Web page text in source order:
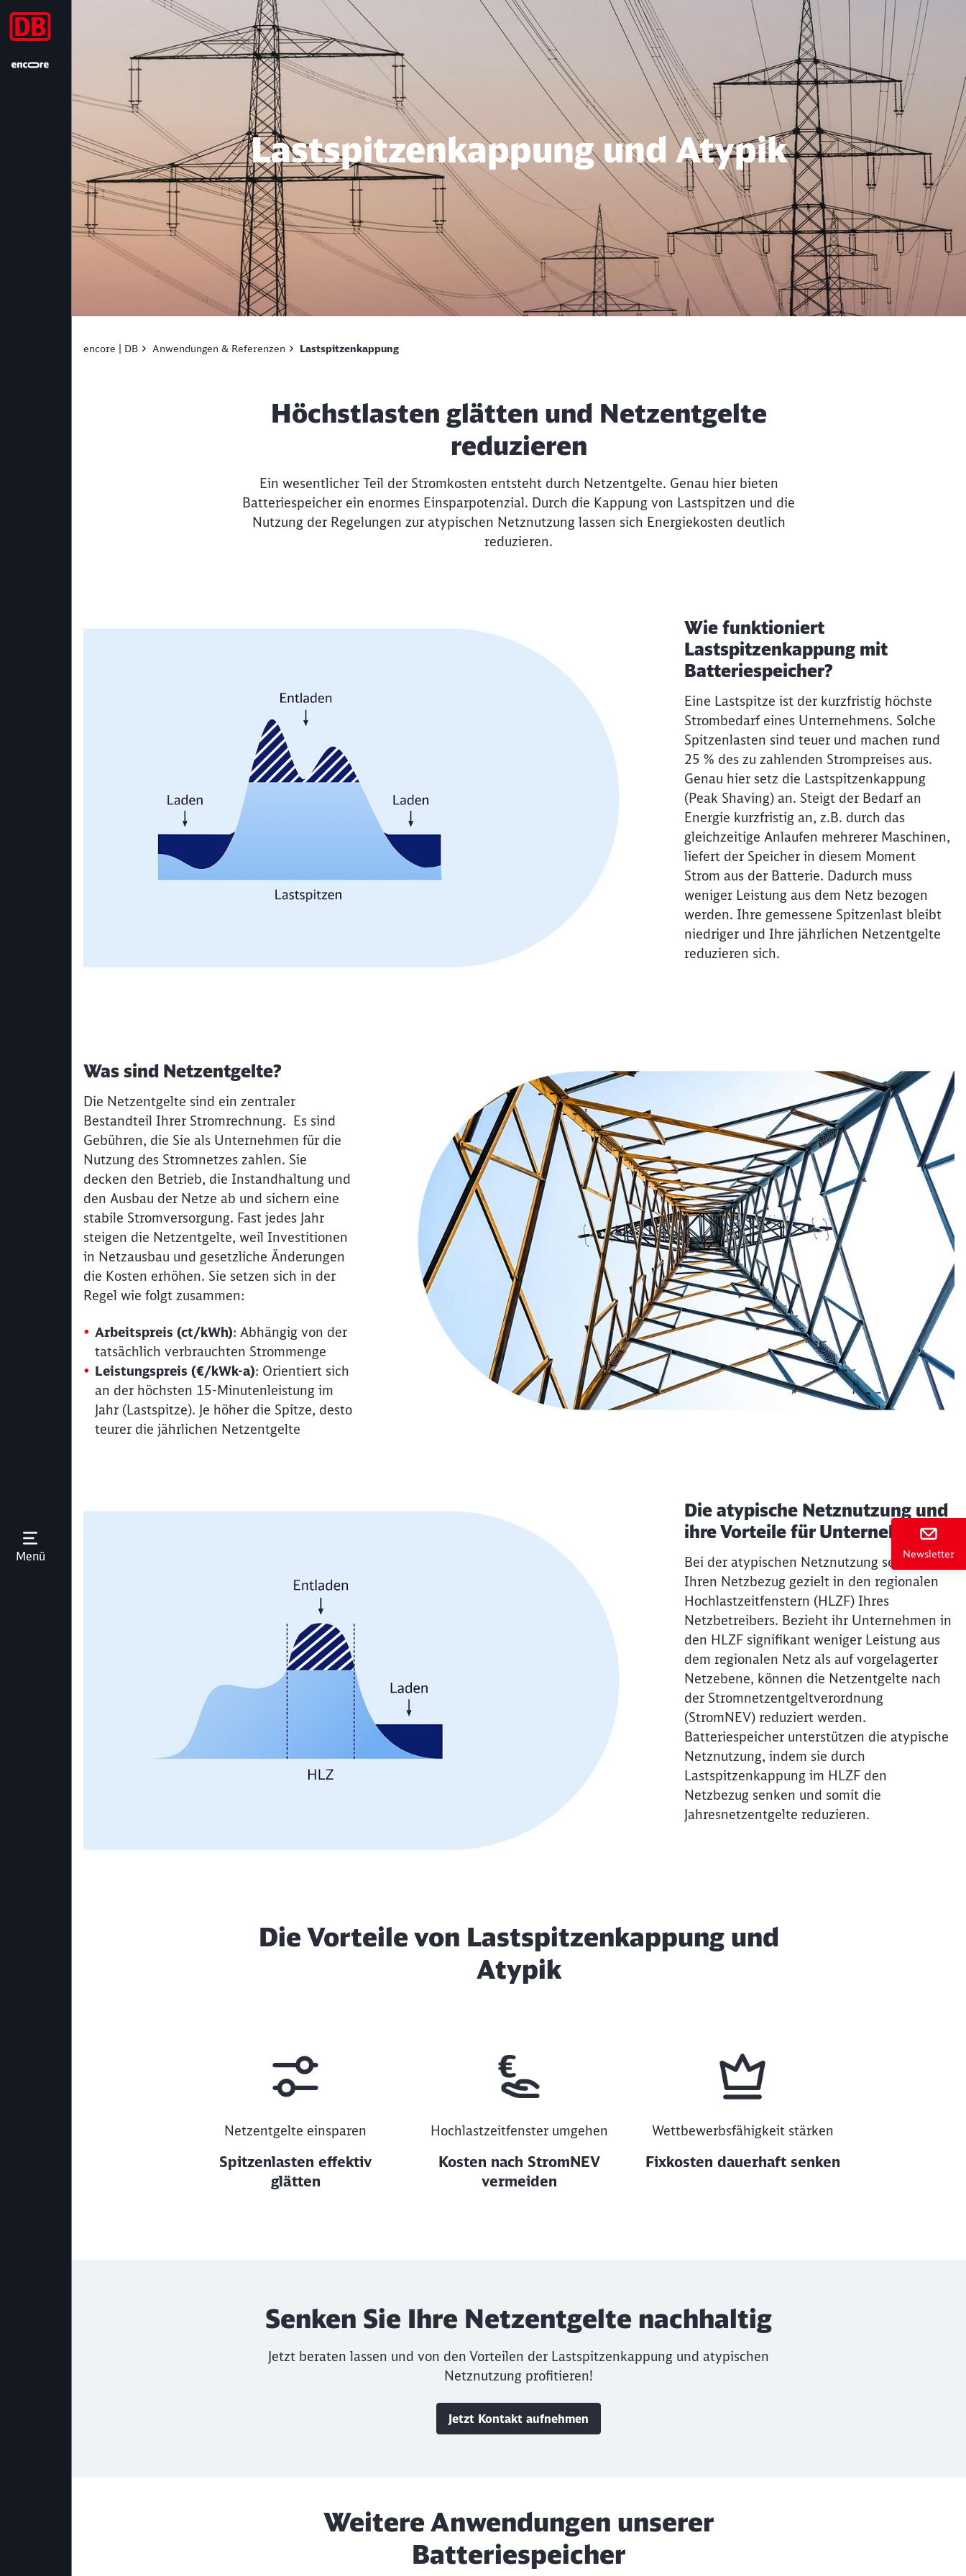
Lastspitzenkappung
Newsletter
MenüMenü öffnen
Lastspitzenkappung und Atypik
encore | DB Anwendungen & Referenzen Lastspitzenkappung
Höchstlasten glätten und Netzentgelte
reduzieren
Ein wesentlicher Teil der Stromkosten entsteht durch Netzentgelte. Genau hier bieten
Batteriespeicher ein enormes Einsparpotenzial. Durch die Kappung von Lastspitzen und die
Nutzung der Regelungen zur atypischen Netznutzung lassen sich Energiekosten deutlich
reduzieren.
Wie funktioniert
Lastspitzenkappung mit
Batteriespeicher?
Eine Lastspitze ist der kurzfristig höchste
Strombedarf eines Unternehmens. Solche
Spitzenlasten sind teuer und machen rund
25 % des zu zahlenden Strompreises aus.
Genau hier setz die Lastspitzenkappung
(Peak Shaving) an. Steigt der Bedarf an
Energie kurzfristig an, z.B. durch das
gleichzeitige Anlaufen mehrerer Maschinen,
liefert der Speicher in diesem Moment
Strom aus der Batterie. Dadurch muss
weniger Leistung aus dem Netz bezogen
werden. Ihre gemessene Spitzenlast bleibt
niedriger und Ihre jährlichen Netzentgelte
reduzieren sich.
Was sind Netzentgelte?
Die Netzentgelte sind ein zentraler
Bestandteil Ihrer Stromrechnung. Es sind
Gebühren, die Sie als Unternehmen für die
Nutzung des Stromnetzes zahlen. Sie
decken den Betrieb, die Instandhaltung und
den Ausbau der Netze ab und sichern eine
stabile Stromversorgung. Fast jedes Jahr
steigen die Netzentgelte, weil Investitionen
in Netzausbau und gesetzliche Änderungen
die Kosten erhöhen. Sie setzen sich in der
Regel wie folgt zusammen:
Arbeitspreis (ct/kWh): Abhängig von der
tatsächlich verbrauchten Strommenge
Leistungspreis (€/kWk-a): Orientiert sich
an der höchsten 15-Minutenleistung im
Jahr (Lastspitze). Je höher die Spitze, desto
teurer die jährlichen Netzentgelte
Die atypische Netznutzung und
ihre Vorteile für Unternehmen
Bei der atypischen Netznutzung senken Sie
Ihren Netzbezug gezielt in den regionalen
Hochlastzeitfenstern (HLZF) Ihres
Netzbetreibers. Bezieht ihr Unternehmen in
den HLZF signifikant weniger Leistung aus
dem regionalen Netz als auf vorgelagerter
Netzebene, können die Netzentgelte nach
der Stromnetzentgeltverordnung
(StromNEV) reduziert werden.
Batteriespeicher unterstützen die atypische
Netznutzung, indem sie durch
Lastspitzenkappung im HLZF den
Netzbezug senken und somit die
Jahresnetzentgelte reduzieren.
Die Vorteile von Lastspitzenkappung und
Atypik
Netzentgelte einsparen
Spitzenlasten effektiv
glätten
Hochlastzeitfenster umgehen
Kosten nach StromNEV
vermeiden
Wettbewerbsfähigkeit stärken
Fixkosten dauerhaft senken
Senken Sie Ihre Netzentgelte nachhaltig
Jetzt beraten lassen und von den Vorteilen der Lastspitzenkappung und atypischen
Netznutzung profitieren!
Jetzt Kontakt aufnehmen
Weitere Anwendungen unserer
Batteriespeicher
weitergeleitet werden?